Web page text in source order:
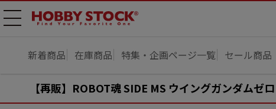
メニ
新着商品 在庫商品 特集・企画ページ一覧 セール商品
【再販】ROBOT魂 SIDE MS ウイングガンダムゼロ